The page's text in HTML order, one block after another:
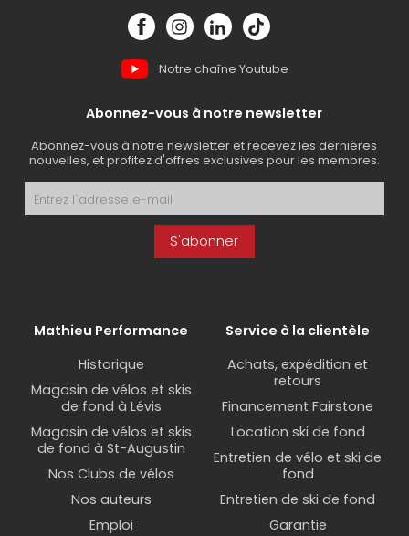
Notre chaîne Youtube
Abonnez-vous à notre newsletter
Abonnez-vous à notre newsletter et recevez les dernières
nouvelles, et profitez d'offres exclusives pour les membres.
S'abonner
Mathieu Performance
Historique
Magasin de vélos et skis
de fond à Lévis
Magasin de vélos et skis
de fond à St-Augustin
Nos Clubs de vélos
Nos auteurs
Emploi
Service à la clientèle
Achats, expédition et
retours
Financement Fairstone
Location ski de fond
Entretien de vélo et ski de
fond
Entretien de ski de fond
Garantie